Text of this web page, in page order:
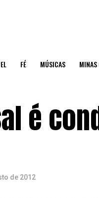
FÉ MÚSICAS MINAS
é
de 2012